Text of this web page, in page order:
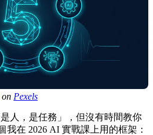
on Pexels
人，是任務」，但沒有時間教你
我在 2026 AI 實戰課上用的框架：